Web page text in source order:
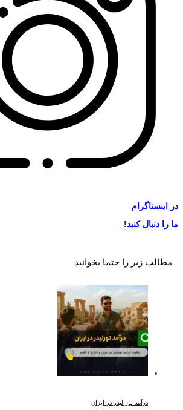
در
اینستاگرام
ما را دنبال کنید!
مطالب زیر را حتما بخوانید
درآمد تور لیدر در ایران